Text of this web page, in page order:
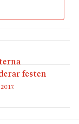
utsagor om
provisoriska
Ett
om
kan inte vara
festen
.